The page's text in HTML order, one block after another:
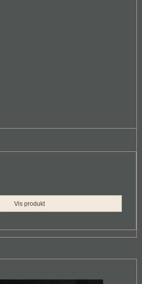
Vis produkt